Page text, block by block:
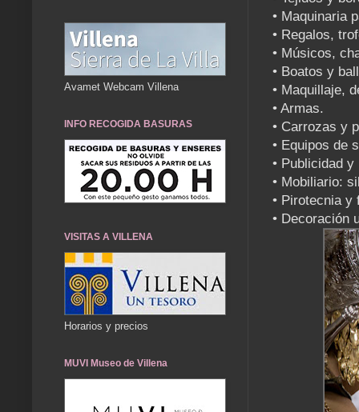
• Maquinaria
• Regalos,
• Músicos,
• Boatos y
• Maquillaje,
• Armas.
• Carrozas y
• Equipos de
• Publicidad
• Mobiliario:
• Pirotecnia y
• Decoración
Avamet Webcam Villena
INFO RECOGIDA BASURAS
VISITAS A VILLENA
Horarios y precios
MUVI Museo de Villena